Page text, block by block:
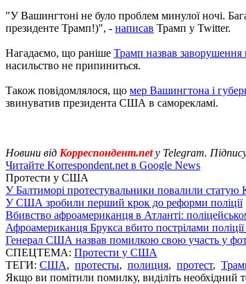
"У Вашингтоні не було проблем минулої ночі.
президенте Трамп!)", - написав Трамп у Twitter.
Нагадаємо, що раніше Трамп назвав
насильство не припиниться.
Також повідомлялося, що мер Вашингтона і
звинуватив президента США в саморекламі.
Новини від Корреспондент.net у Telegram.
Читайте Korrespondent.net в Google News
Протести у США
У Балтиморі протестувальники повалили статую
У США зробили перший крок до реформи поліції
Вбивство афроамериканця в Атланті:
Афроамериканця Брукса вбито пострілами
Генерал США назвав помилкою свою участь у
СПЕЦТЕМА: Протести у США
ТЕГИ: США, протесты, полиция, протест,
Якщо ви помітили помилку, виділіть необхідний